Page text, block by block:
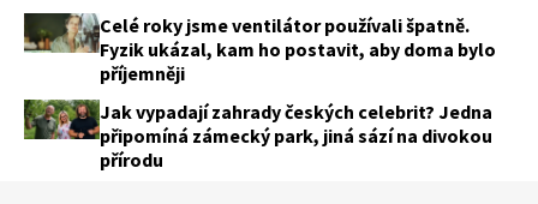
Celé roky jsme ventilátor používali špatně.
Fyzik ukázal, kam ho postavit, aby doma bylo
příjemněji
Jak vypadají zahrady českých celebrit? Jedna
připomíná zámecký park, jiná sází na divokou
přírodu